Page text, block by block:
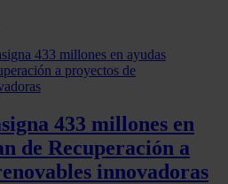
433 millones en
de Recuperación a
innovadoras